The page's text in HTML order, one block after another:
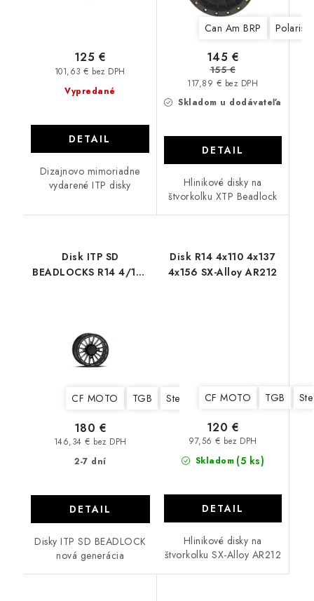
Vypredané
101,63 € bez DPH
125 €
DETAIL
Dizajnovo mimoriadne
vydarené ITP disky
Can Am BRP Polaris
Skladom u dodávateľa
117,89 € bez DPH
145 €
155 €
DETAIL
Hlinikové disky na
štvorkolku XTP Beadlock
Disk ITP SD
BEADLOCKS R14 4/137
CF MOTO TGB Stels Yamaha Suzuki
2-7 dní
146,34 € bez DPH
180 €
DETAIL
Disky ITP SD BEADLOCK
nová generácia
Disk R14 4x110 4x137
4x156 SX-Alloy AR212
CF MOTO TGB
Skladom (5 ks)
97,56 € bez DPH
120 €
DETAIL
Hlinikové disky na
štvorkolku SX-Alloy AR212